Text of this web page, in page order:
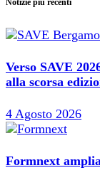
Notizie più recenti
Verso SAVE
alla scorsa
4 Agosto 2026
Formnext